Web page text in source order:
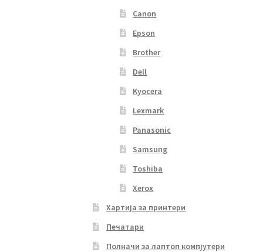
Canon
Epson
Brother
Dell
Kyocera
Lexmark
Panasonic
Samsung
Toshiba
Xerox
Хартија за принтери
Печатари
Полначи за лаптоп компјутери